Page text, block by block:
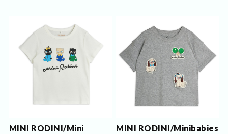
MINI RODINI/Mini
MINI RODINI/Minibabies